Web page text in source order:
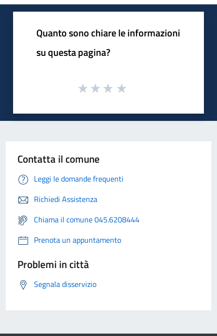
Quanto sono chiare le informazioni
su questa pagina?
Contatta il comune
Leggi le domande frequenti
Richiedi Assistenza
Chiama il comune 045.6208444
Prenota un appuntamento
Problemi in città
Segnala disservizio